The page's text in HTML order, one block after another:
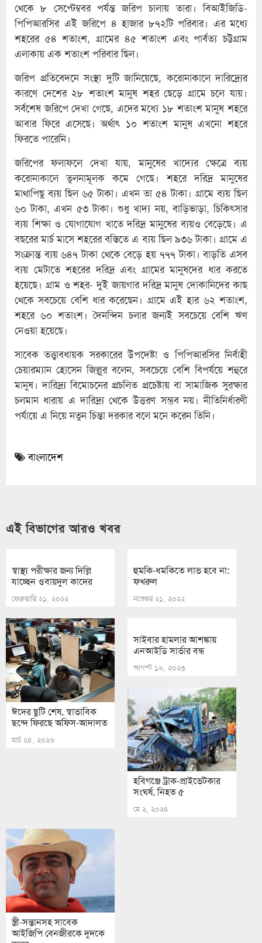
থেকে ৮ সেপ্টেম্ববর পর্যন্ত জরিপ চালায় তারা। বিআইজিডি-
পিপিআরসির এই জরিপে ৪ হাজার ৮৭২টি পরিবার। এর মধ্যে
শহরের ৫৪ শতাংশ, গ্রামের ৪৫ শতাংশ এবং পার্বত্য চট্টগ্রাম
এলাকায় এক শতাংশ পরিবার ছিল।
জরিপ প্রতিবেদনে সংস্থা দুটি জানিয়েছে, করোনাকালে দারিদ্র্যের
কারণে দেশের ২৮ শতাংশ মানুষ শহর ছেড়ে গ্রামে চলে যায়।
সর্বশেষ জরিপে দেখা গেছে, এদের মধ্যে ১৮ শতাংশ মানুষ শহরে
আবার ফিরে এসেছে। অর্থাৎ ১০ শতাংশ মানুষ এখনো শহরে
ফিরতে পারেনি।
জরিপের ফলাফলে দেখা যায়, মানুষের খাদ্যের ক্ষেত্রে ব্যয়
করোনাকালে তুলনামূলক কমে গেছে। শহরে দরিদ্র মানুষের
মাথাপিছু ব্যয় ছিল ৬৫ টাকা। এখন তা ৫৪ টাকা। গ্রামে ব্যয় ছিল
৬০ টাকা, এখন ৫৩ টাকা। শুধু খাদ্য নয়, বাড়িভাড়া, চিকিৎসার
ব্যয় শিক্ষা ও যোগাযোগ খাতে দরিদ্র মানুষের ব্যয়ও বেড়েছে। এ
বছরের মার্চ মাসে শহরের বস্তিতে এ ব্যয় ছিল ৯৩৬ টাকা। গ্রামে এ
সংক্রান্ত ব্যয় ৬৪৭ টাকা থেকে বেড়ে হয় ৭৭৭ টাকা। বাড়তি এসব
ব্যয় মেটাতে শহরের দরিদ্র এবং গ্রামের মানুষদের ধার করতে
হয়েছে। গ্রাম ও শহর- দুই জায়গার দরিদ্র মানুষ দোকানিদের কাছ
থেকে সবচেয়ে বেশি ধার করেছেন। গ্রামে এই হার ৬২ শতাংশ,
শহরে ৬০ শতাংশ। দৈনন্দিন চলার জন্যই সবচেয়ে বেশি ঋণ
নেওয়া হয়েছে।
সাবেক তত্ত্বাবধায়ক সরকারের উপদেষ্টা ও পিপিআরসির নির্বাহী
চেয়ারম্যান হোসেন জিল্লুর বলেন, সবচেয়ে বেশি বিপর্যয়ে শহুরে
মানুষ। দারিদ্র্য বিমোচনের প্রচলিত প্রচেষ্টায় বা সামাজিক সুরক্ষার
চলমান ধারায় এ দারিদ্র্য থেকে উত্তরণ সম্ভব নয়। নীতিনির্ধারণী
পর্যায়ে এ নিয়ে নতুন চিন্তা দরকার বলে মনে করেন তিনি।
বাংলাদেশ
এই বিভাগের আরও খবর
স্বাস্থ্য পরীক্ষার জন্য দিল্লি
যাচ্ছেন ওবায়দুল কাদের
ফেব্রুয়ারি ২১, ২০২২
হুমকি-ধমকিতে লাভ হবে না:
ফখরুল
নভেম্বর ২১, ২০২২
ঈদের ছুটি শেষ, স্বাভাবিক
ছন্দে ফিরছে অফিস-আদালত
মার্চ ২৪, ২০২৬
সাইবার হামলার আশঙ্কায়
এনআইডি সার্ভার বন্ধ
আগস্ট ১৬, ২০২৩
হবিগঞ্জে ট্রাক-প্রাইভেটকার
সংঘর্ষ, নিহত ৫
মে ২, ২০২৪
স্ত্রী-সন্তানসহ সাবেক
আইজিপি বেনজীরকে দুদকে